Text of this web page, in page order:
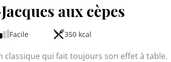
aux cèpes
Facile 350 kcal
classique qui fait toujours son effet à table.